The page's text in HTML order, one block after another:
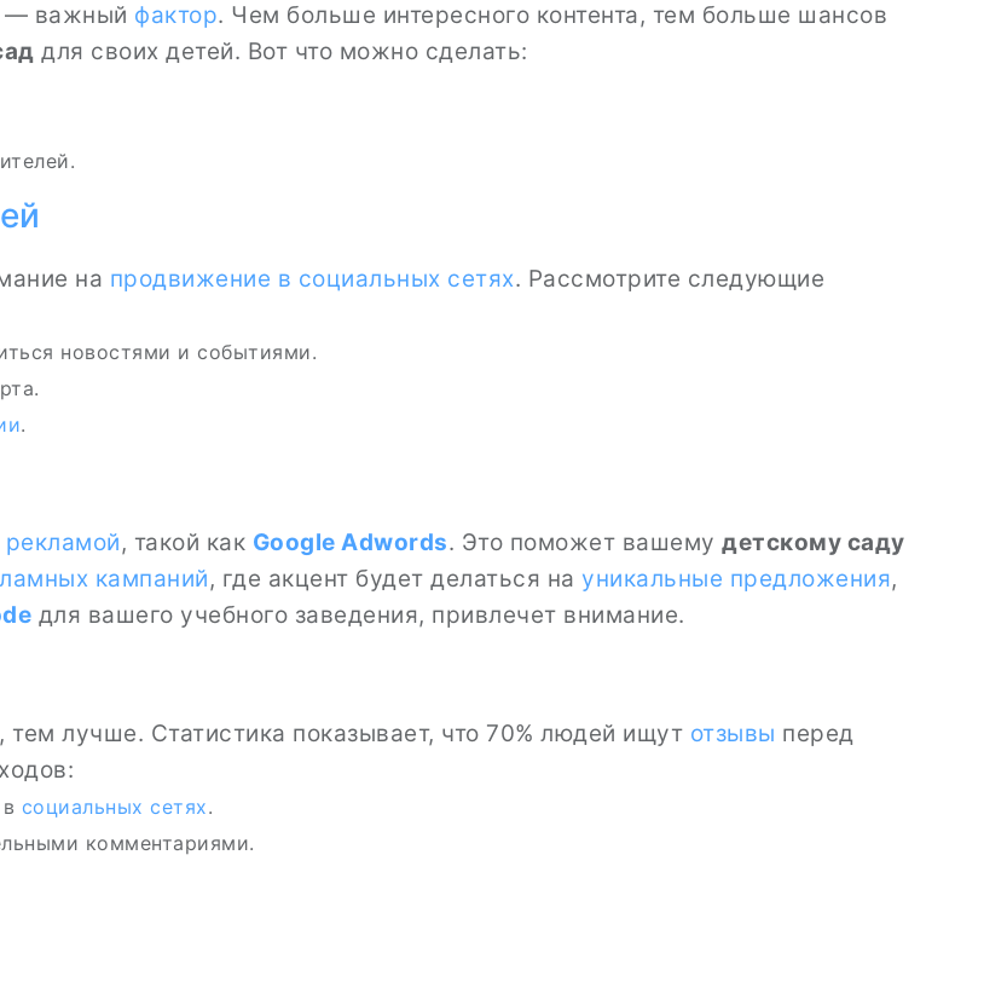
— важный фактор. Чем больше интересного контента, тем больше шансов
для своих детей. Вот что можно сделать:
на продвижение в социальных сетях. Рассмотрите следующие
новостями и событиями.
.
рекламой, такой как Google Adwords. Это поможет вашему детскому саду
кампаний, где акцент будет делаться на уникальные предложения,
для вашего учебного заведения, привлечет внимание.
лучше. Статистика показывает, что 70% людей ищут отзывы перед
социальных сетях.
комментариями.